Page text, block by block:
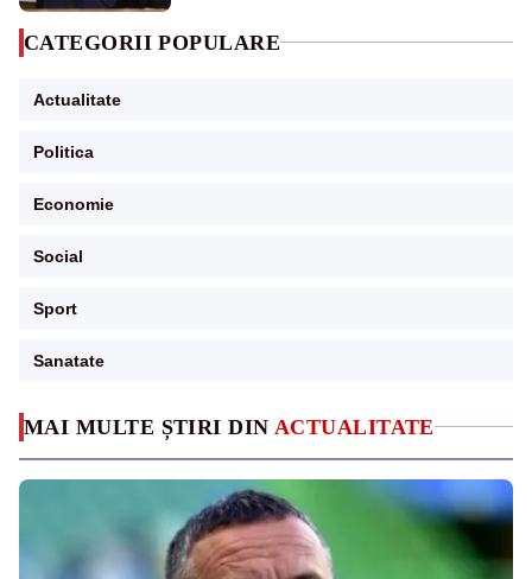
MAI MULTE ȘTIRI DIN ACTUALITATE
CATEGORII POPULARE
Actualitate
Politica
Economie
Social
Sport
Sanatate